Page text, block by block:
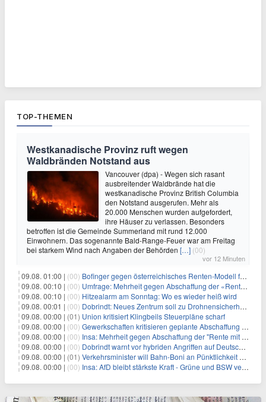
TOP-THEMEN
Westkanadische Provinz ruft wegen
Waldbränden Notstand aus
Vancouver (dpa) - Wegen sich rasant
ausbreitender Waldbrände hat die
westkanadische Provinz British Columbia
den Notstand ausgerufen. Mehr als
20.000 Menschen wurden aufgefordert,
ihre Häuser zu verlassen. Besonders
betroffen ist die Gemeinde Summerland mit rund 12.000
Einwohnern. Das sogenannte Bald-Range-Feuer war am Freitag
bei starkem Wind nach Angaben der Behörden […] (00)
vor 12 Minuten
09.08. 01:00 | (00) Bofinger gegen österreichisches Renten-Modell für Schwerarbeiter
09.08. 00:10 | (00) Umfrage: Mehrheit gegen Abschaffung der «Rente mit 63»
09.08. 00:10 | (00) Hitzealarm am Sonntag: Wo es wieder heiß wird
09.08. 00:01 | (00) Dobrindt: Neues Zentrum soll zu Drohnensicherheit forschen
09.08. 00:00 | (01) Union kritisiert Klingbeils Steuerpläne scharf
09.08. 00:00 | (00) Gewerkschaften kritisieren geplante Abschaffung der "Rente mit 63"
09.08. 00:00 | (00) Insa: Mehrheit gegen Abschaffung der "Rente mit 63"
09.08. 00:00 | (00) Dobrindt warnt vor hybriden Angriffen auf Deutschland
09.08. 00:00 | (01) Verkehrsminister will Bahn-Boni an Pünktlichkeit koppeln
09.08. 00:00 | (00) Insa: AfD bleibt stärkste Kraft - Grüne und BSW verlieren